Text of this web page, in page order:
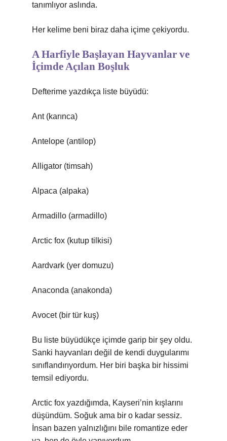
tanımlıyor aslında.
Her kelime beni biraz daha içime çekiyordu.
A Harfiyle Başlayan Hayvanlar ve
İçimde Açılan Boşluk
Defterime yazdıkça liste büyüdü:
Ant (karınca)
Antelope (antilop)
Alligator (timsah)
Alpaca (alpaka)
Armadillo (armadillo)
Arctic fox (kutup tilkisi)
Aardvark (yer domuzu)
Anaconda (anakonda)
Avocet (bir tür kuş)
Bu liste büyüdükçe içimde garip bir şey oldu.
Sanki hayvanları değil de kendi duygularımı
sınıflandırıyordum. Her biri başka bir hissimi
temsil ediyordu.
Arctic fox yazdığımda, Kayseri’nin kışlarını
düşündüm. Soğuk ama bir o kadar sessiz.
İnsan bazen yalnızlığını bile romantize eder